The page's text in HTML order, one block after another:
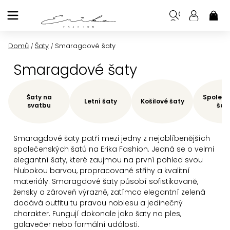
na
Domů / Šaty / Smaragdové šaty
Smaragdové šaty
Smaragdové šaty patří mezi jedny z nejoblíbenějších
společenských šatů na Erika Fashion. Jedná se o velmi
elegantní šaty, které zaujmou na první pohled svou
hlubokou barvou, propracované střihy a kvalitní
materiály. Smaragdové šaty působí sofistikovaně,
žensky a zároveň výrazně, zatímco elegantní zelená
dodává outfitu tu pravou noblesu a jedinečný
charakter. Fungují dokonale jako šaty na ples,
galavečer nebo formální události.
Šaty na
svatbu
Letní šaty Košilové šaty